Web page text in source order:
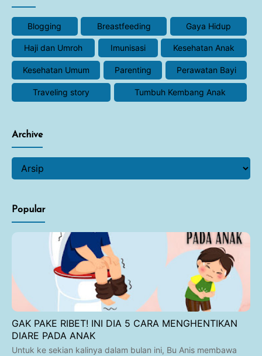
Blogging Breastfeeding Gaya Hidup
Haji dan Umroh Imunisasi Kesehatan Anak
Kesehatan Umum Parenting Perawatan Bayi
Traveling story Tumbuh Kembang Anak
Archive
Popular
GAK PAKE RIBET! INI DIA 5 CARA MENGHENTIKAN
DIARE PADA ANAK
Untuk ke sekian kalinya dalam bulan ini, Bu Anis membawa